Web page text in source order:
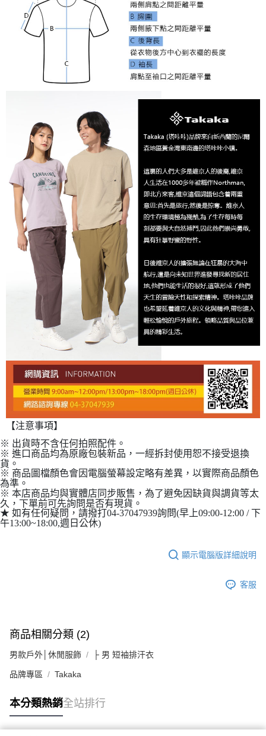
【注意事項】
※ 出貨時不含任何拍照配件。
※ 進口商品均為原廠包裝新品，一經拆封使用恕不接受退換
貨。
※ 商品圖檔顏色會因電腦螢幕設定略有差異，以實際商品顏色
為準。
※ 本店商品均與實體店同步販售，為了避免因缺貨與調貨等太
久，下單前可先詢問是否有現貨。
★ 如有任何疑問，請撥打04-37047939詢問(早上09:00-12:00 / 下
午13:00~18:00,週日公休)
顯示電腦版詳細說明
客服
商品相關分類 (2)
男款戶外│休閒服飾 ├ 男 短袖排汗衣
品牌專區 Takaka
本分類熱銷全站排行